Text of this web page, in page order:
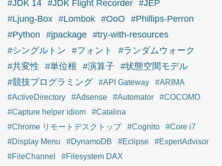
#JDK 14 #JDK Flight Recorder #JEP
#Ljung-Box #Lombok #OoO
#Phillips-Perron
#Python
#jpackage #try-with-resources
#シングルトン
#フォント
#ランダムウォーク
#共変性
#単位根 #演算子
#状態空間モデル
#競技プログラミング
#API Gateway
#ARIMA
#ActiveDirectory
#Adsense #Automator
#COCOMO
#Capture helper idiom
#Catalina
#Chrome リモートデスクトップ
#Cognito
#Core i7
#Display Menu
#DynamoDB #Eclipse
#ExpertAdvisor
#FileChannel
#Filesystem DAX